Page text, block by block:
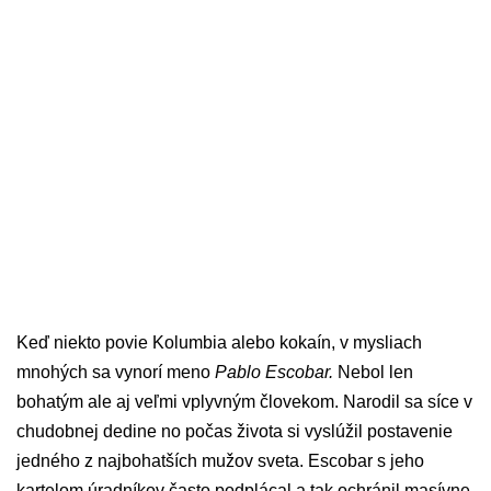
Keď niekto povie Kolumbia alebo kokaín, v mysliach
mnohých sa vynorí meno Pablo Escobar. Nebol len
bohatým ale aj veľmi vplyvným človekom. Narodil sa síce v
chudobnej dedine no počas života si vyslúžil postavenie
jedného z najbohatších mužov sveta. Escobar s jeho